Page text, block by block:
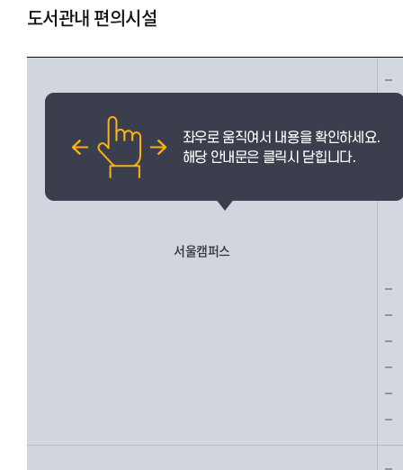
도서관내 편의시설
서울캠퍼스